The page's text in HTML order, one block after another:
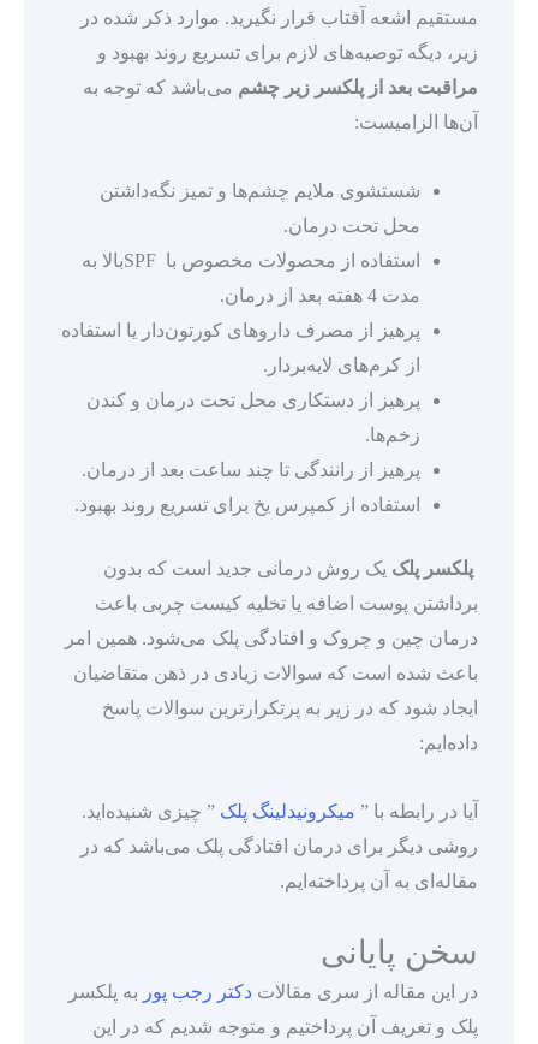
مستقیم اشعه آفتاب قرار نگیرید. موارد ذکر شده در
زیر، دیگه توصیه‌های لازم برای تسریع روند بهبود و
مراقبت بعد از پلکسر زیر چشم می‌باشد که توجه به
آن‌ها الزامیست:
شستشوی ملایم چشم‌ها و تمیز نگه‌داشتن
محل تحت درمان.
استفاده از محصولات مخصوص با SPFبالا به
مدت 4 هفته بعد از درمان.
پرهیز از مصرف داروهای کورتون‌دار یا استفاده
از کرم‌های لایه‌بردار.
پرهیز از دستکاری محل تحت درمان و کندن
زخم‌ها.
پرهیز از رانندگی تا چند ساعت بعد از درمان.
استفاده از کمپرس یخ برای تسریع روند بهبود.
پلکسر پلک یک روش درمانی جدید است که بدون
برداشتن پوست اضافه یا تخلیه کیست چربی باعث
درمان چین و چروک و افتادگی پلک می‌شود. همین امر
باعث شده است که سوالات زیادی در ذهن متقاضیان
ایجاد شود که در زیر به پرتکرارترین سوالات پاسخ
داده‌ایم:
آیا در رابطه با ” میکرونیدلینگ پلک ” چیزی شنیده‌اید.
روشی دیگر برای درمان افتادگی پلک می‌باشد که در
مقاله‌ای به آن پرداخته‌ایم.
سخن پایانی
در این مقاله از سری مقالات دکتر رجب پور به پلکسر
پلک و تعریف آن پرداختیم و متوجه شدیم که در این